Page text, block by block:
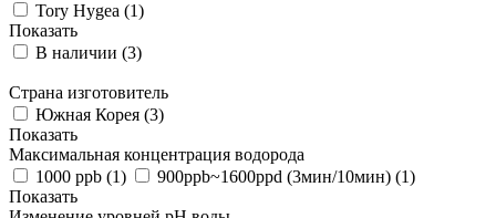
Tory Hygea (1)
Показать
В наличии (3)
Страна изготовитель
Южная Корея (3)
Показать
Максимальная концентрация водорода
1000 ppb (1) 900ppb~1600ppd (3мин/10мин) (1)
Показать